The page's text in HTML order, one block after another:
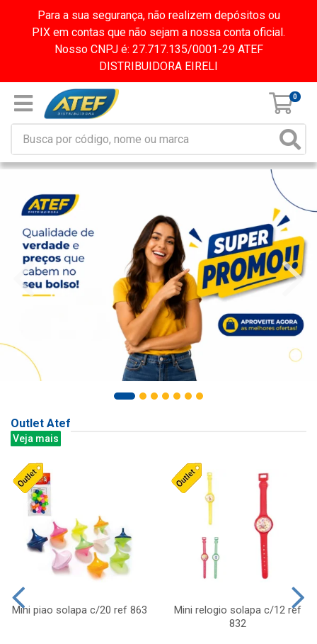
Para a sua segurança, não realizem depósitos ou
PIX em contas que não sejam a nossa conta oficial.
Nosso CNPJ é: 27.717.135/0001-29 ATEF
DISTRIBUIDORA EIRELI
0
Outlet Atef
Veja mais
Mini piao solapa c/20 ref 863
Mini relogio solapa c/12 ref
832